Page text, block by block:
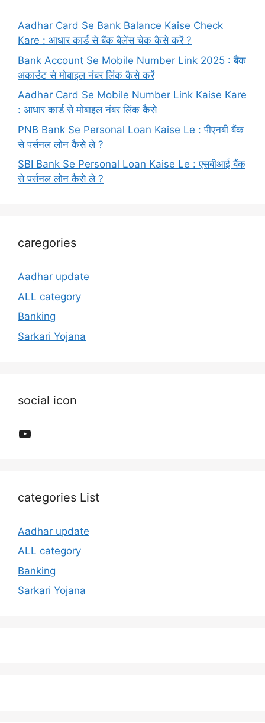
Aadhar Card Se Bank Balance Kaise Check
Kare : आधार कार्ड से बैंक बैलेंस चेक कैसे करें ?
Bank Account Se Mobile Number Link 2025 : बैंक
अकाउंट से मोबाइल नंबर लिंक कैसे करें
Aadhar Card Se Mobile Number Link Kaise Kare
: आधार कार्ड से मोबाइल नंबर लिंक कैसे
PNB Bank Se Personal Loan Kaise Le : पीएनबी बैंक
से पर्सनल लोन कैसे ले ?
SBI Bank Se Personal Loan Kaise Le : एसबीआई बैंक
से पर्सनल लोन कैसे ले ?
caregories
Aadhar update
ALL category
Banking
Sarkari Yojana
social icon
YouTube
categories List
Aadhar update
ALL category
Banking
Sarkari Yojana